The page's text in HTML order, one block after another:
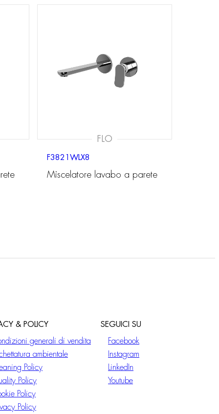
FLO
F3821WLX8
Miscelatore lavabo a parete
& POLICY
generali di vendita
ambientale
Policy
Policy
Policy
Policy
SEGUICI SU
Facebook
Instagram
LinkedIn
Youtube